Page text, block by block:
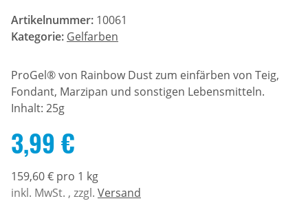
Artikelnummer: 10061
Kategorie: Gelfarben
ProGel® von Rainbow Dust zum einfärben von Teig,
Fondant, Marzipan und sonstigen Lebensmitteln.
Inhalt: 25g
3,99 €
159,60 € pro 1 kg
inkl. MwSt. , zzgl. Versand